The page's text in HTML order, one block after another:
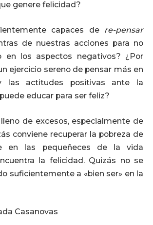
genere felicidad?
capaces de re-pensar
de nuestras acciones para no
en los aspectos negativos? ¿Por
ejercicio sereno de pensar más en
las actitudes positivas ante la
educar para ser feliz?
de excesos, especialmente de
conviene recuperar la pobreza de
en las pequeñeces de la vida
la felicidad. Quizás no se
suficientemente a «bien ser» en la
Casanovas